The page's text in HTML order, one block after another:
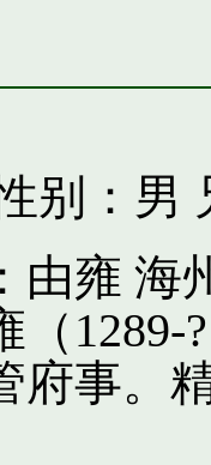
别：男
由雍 海
（1289-
府事。